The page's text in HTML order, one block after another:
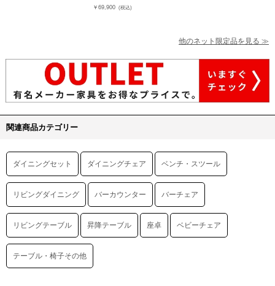
￥69,900 (税込)
他のネット限定品を見る ≫
関連商品カテゴリー
ダイニングセット ダイニングチェア ベンチ・スツール
リビングダイニング バーカウンター バーチェア
リビングテーブル 昇降テーブル 座卓 ベビーチェア
テーブル・椅子その他